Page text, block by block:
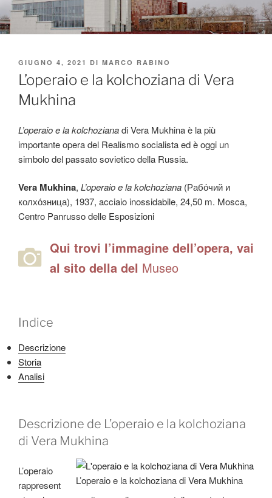
PUBBLICATO
IL
GIUGNO 4, 2021 DI MARCO RABINO
L’operaio e la kolchoziana di Vera
Mukhina
L’operaio e la kolchozianadi Vera Mukhina è la più
importante opera del Realismo socialista ed è oggi un
simbolo del passato sovietico della Russia.
Vera Mukhina, L’operaio e la kolchoziana (Рабо́чий и
колхо́зница), 1937, acciaio inossidabile, 24,50 m. Mosca,
Centro Panrusso delle Esposizioni
Qui trovi l’immagine dell’opera, vai
al sito della del Museo
Indice
Descrizione
Storia
Analisi
Descrizione de L’operaio e la kolchoziana
di Vera Mukhina
L’operaio e la kolchoziana di Vera Mukhina
L’operaio
rappresent